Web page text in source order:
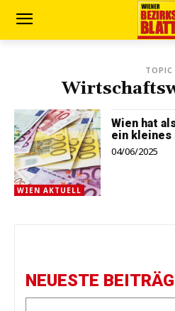
TOPIC
WIEN AKTUELL
Wien hat
ein kleines
04/06/2025
NEUESTE